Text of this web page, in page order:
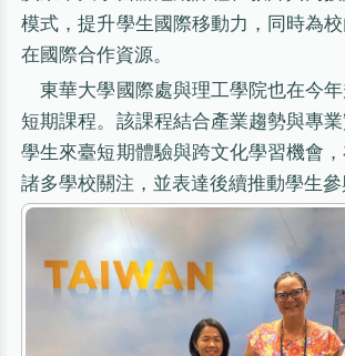
模式，提升學生國際移動力，同時為
在國際合作資源。
東華大學國際處與理工學院也在今
短期課程。該課程結合產業趨勢與專
學生來臺短期體驗與跨文化學習機會
諸多學校關注，並表達後續推動學生參